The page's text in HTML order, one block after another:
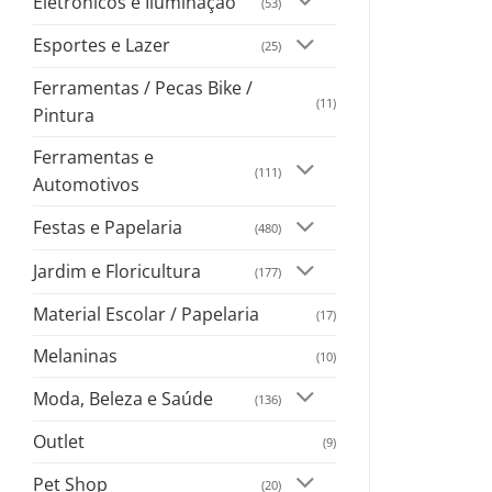
Esportes e Lazer (25)
Ferramentas / Pecas Bike /
Pintura
(11)
Ferramentas e
Automotivos
(111)
Festas e Papelaria (480)
Jardim e Floricultura (177)
Material Escolar / Papelaria (17)
Melaninas (10)
Moda, Beleza e Saúde (136)
Outlet (9)
Pet Shop (20)